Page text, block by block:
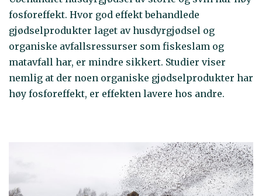
fosforeffekt. Hvor god effekt behandlede
gjødselprodukter laget av husdyrgjødsel og
organiske avfallsressurser som fiskeslam og
matavfall har, er mindre sikkert. Studier viser
nemlig at der noen organiske gjødselprodukter har
høy fosforeffekt, er effekten lavere hos andre.